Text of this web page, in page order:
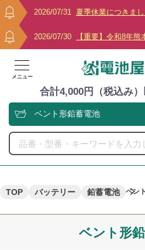
2026/07/31 夏季休業につきま
2026/07/30 【重要】令和8年
メニュー
合計4,000円（税込み
TOP バッテリー 鉛蓄電池 ベン
ベント形